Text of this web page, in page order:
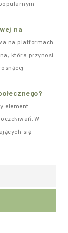
na
na platformach
która przynosi
element
W
się